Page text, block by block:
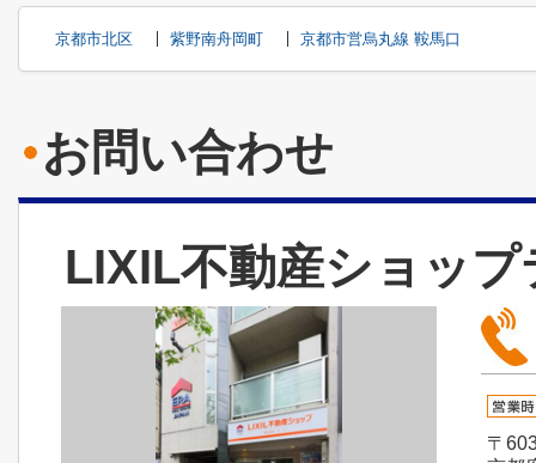
京都市北区 紫野南舟岡町 京都市営烏丸線 鞍馬口
お問い合わせ
LIXIL不動産ショップ
〒